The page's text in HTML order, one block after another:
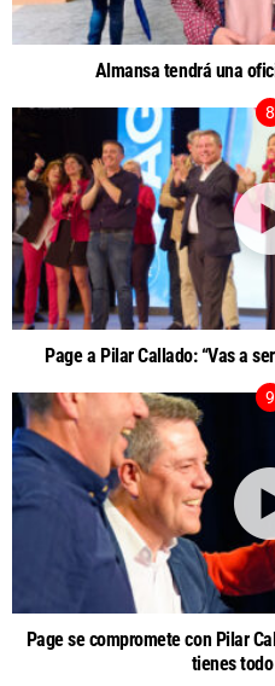
Almansa tendrá una
Page a Pilar Callado: “Vas a
Page se compromete con Pilar
tienes